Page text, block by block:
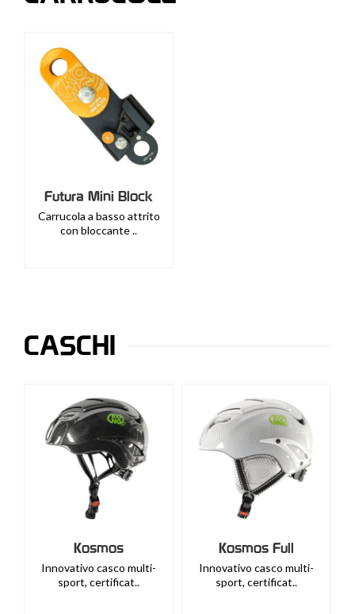
Futura Mini Block
Carrucola a basso attrito
con bloccante ..
CASCHI
Kosmos
Innovativo casco multi-
sport, certificat..
Kosmos Full
Innovativo casco multi-
sport, certificat..